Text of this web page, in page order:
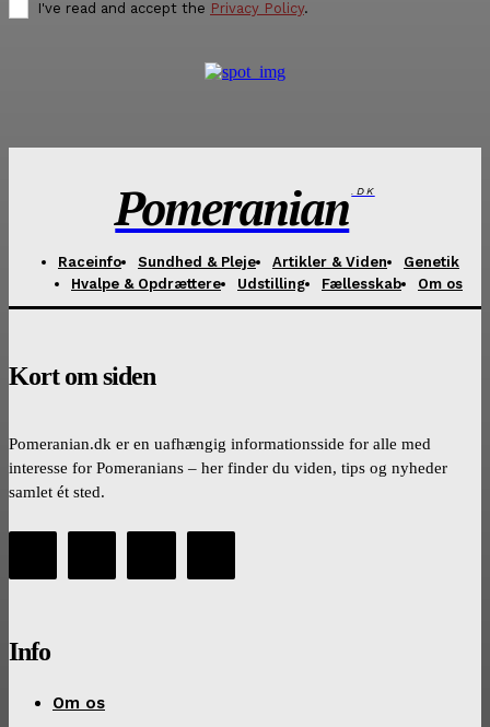
I've read and accept the Privacy Policy.
Pomeranian .DK
Raceinfo Sundhed & Pleje Artikler & Viden
Genetik
Hvalpe & Opdrættere
Udstilling Fællesskab Om os
Kort om siden
Pomeranian.dk er en uafhængig informationsside for alle med
interesse for Pomeranians – her finder du viden, tips og nyheder
samlet ét sted.
Info
Om os